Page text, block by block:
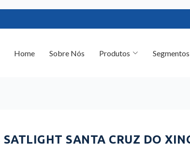
SANTA CRUZ DO